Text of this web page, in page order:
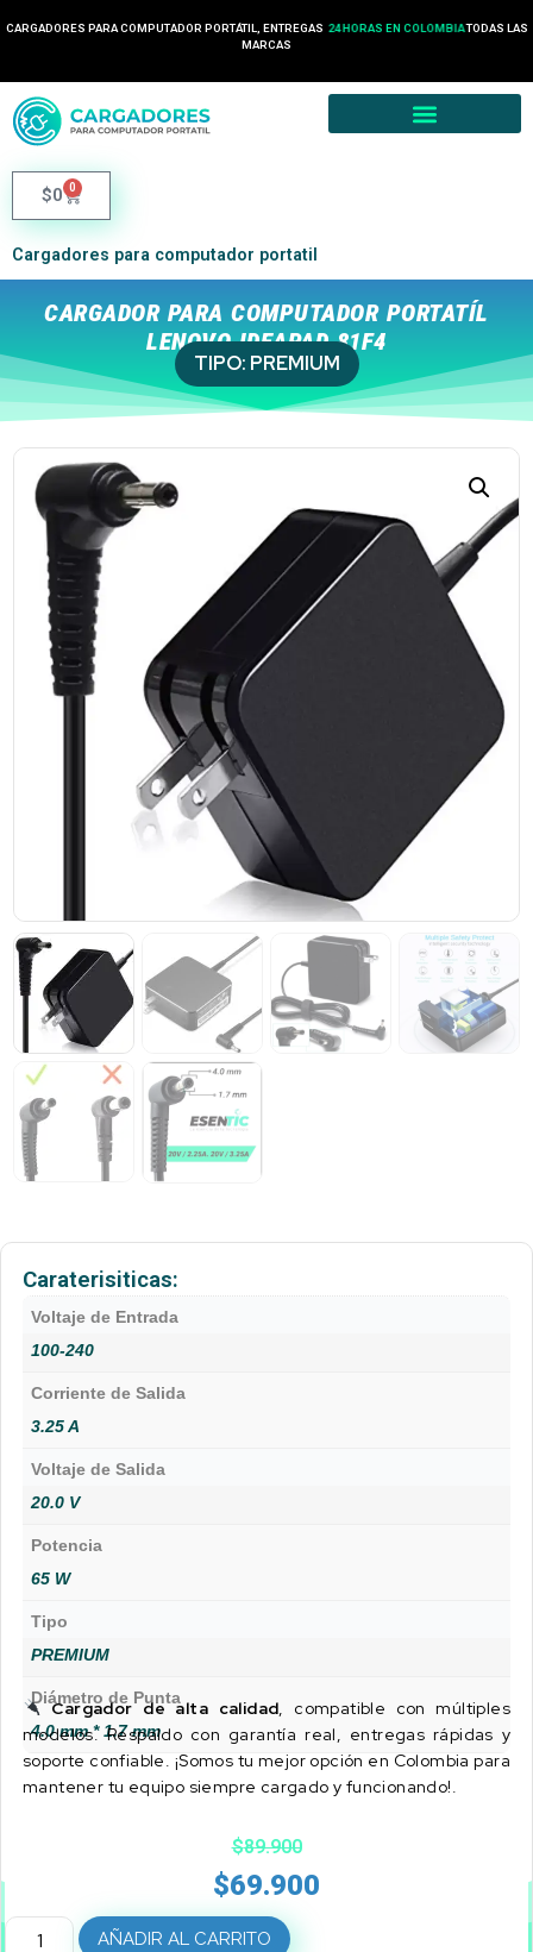
CARGADORES PARA COMPUTADOR PORTÁTIL, ENTREGAS 24 HORAS EN COLOMBIATODAS LAS
MARCAS
$0 0
Cargadores para computador portatil
CARGADOR PARA COMPUTADOR PORTATÍL
LENOVO IDEAPAD 81F4
TIPO: PREMIUM
Caraterisiticas:
Voltaje de Entrada
100-240
Corriente de Salida
3.25 A
Voltaje de Salida
20.0 V
Potencia
65 W
Tipo
PREMIUM
Diámetro de Punta
4.0 mm * 1.7 mm
Cargador de alta calidad, compatible con múltiples
modelos. Respaldo con garantía real, entregas rápidas y
soporte confiable. ¡Somos tu mejor opción en Colombia para
mantener tu equipo siempre cargado y funcionando!.
$89.900
$69.900
AÑADIR AL CARRITO